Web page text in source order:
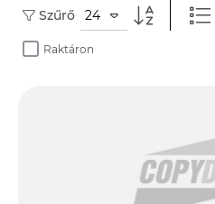
Szűrő
Raktáron
24